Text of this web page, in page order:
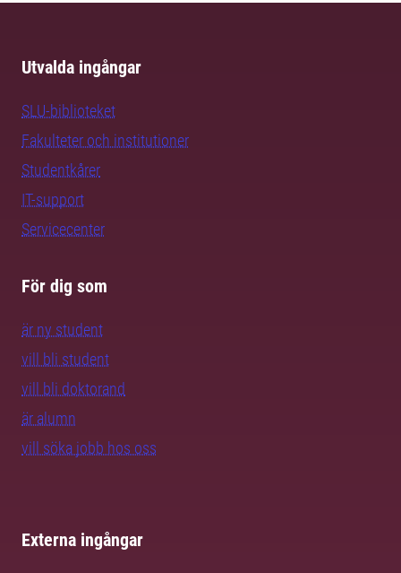
Utvalda ingångar
SLU-biblioteket
Fakulteter och institutioner
Studentkårer
IT-support
Servicecenter
För dig som
är ny student
vill bli student
vill bli doktorand
är alumn
vill söka jobb hos oss
Externa ingångar